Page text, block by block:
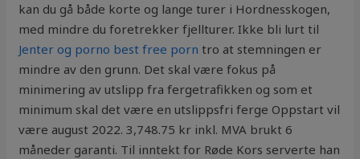
kan du gå både korte og lange turer i Hordnesskogen,
med mindre du foretrekker fjellturer. Ikke bli lurt til
Jenter og porno best free porn tro at stemningen er
mindre av den grunn. Det skal være fokus på
minimering av utslipp fra fergetrafikken og som et
minimum skal det være en utslippsfri ferge Oppstart vil
være august 2022. 3,748.75 kr inkl. MVA brukt 6
måneder garanti. Til inntekt for Røde Kors serverte han